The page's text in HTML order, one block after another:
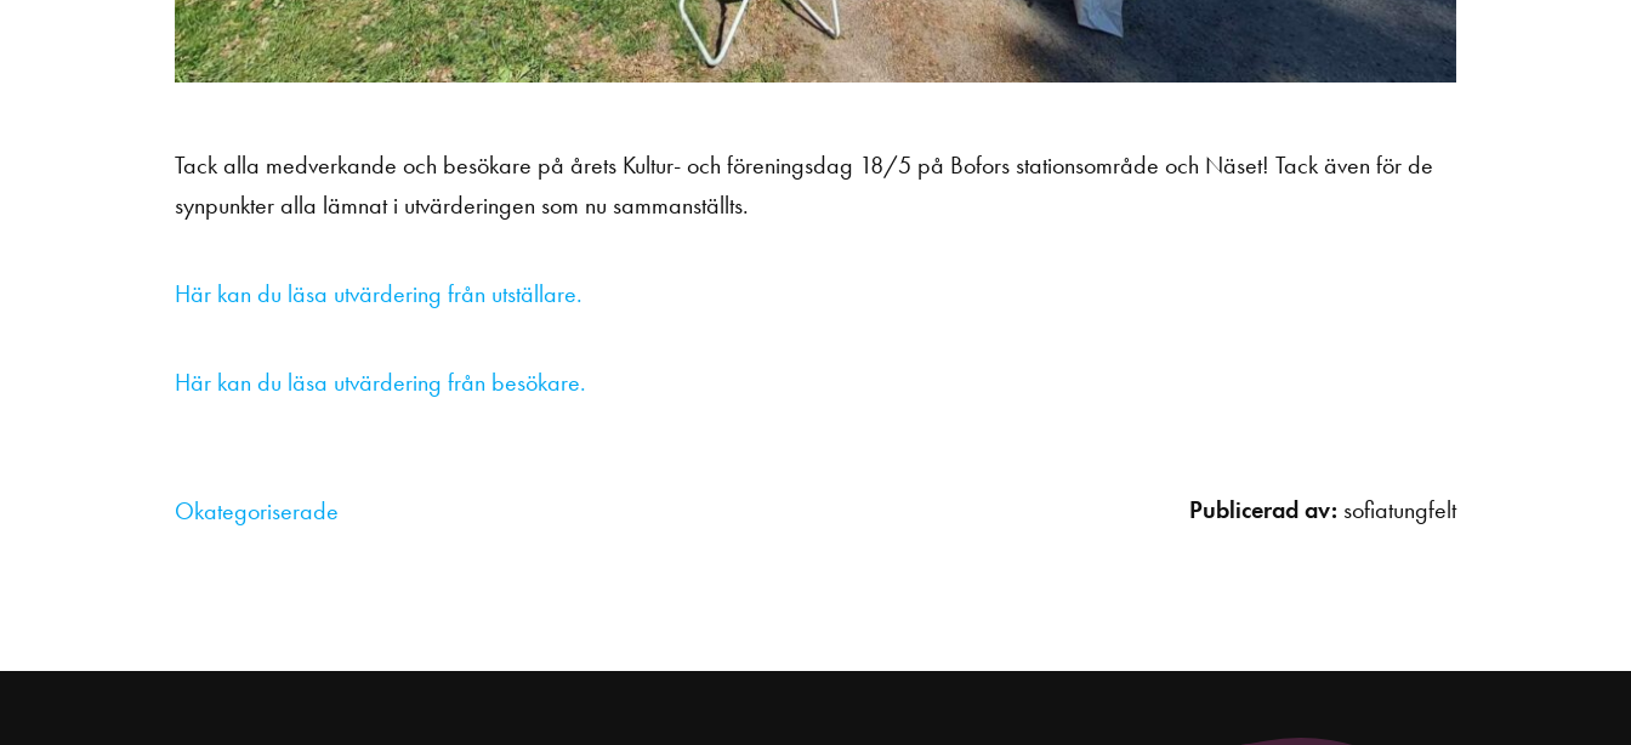
Tack alla medverkande och besökare på årets Kultur- och föreningsdag 18/5 på Bofors stationsområde och Näset! Tack även för de
synpunkter alla lämnat i utvärderingen som nu sammanställts.
Här kan du läsa utvärdering från utställare.
Här kan du läsa utvärdering från besökare.
Okategoriserade Publicerad av: sofiatungfelt